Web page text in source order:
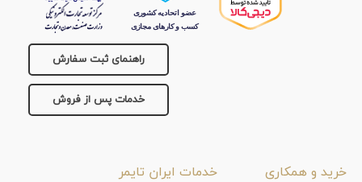
راهنمای ثبت سفارش
خدمات پس از فروش
خرید و همکاری خدمات ایران تایمر